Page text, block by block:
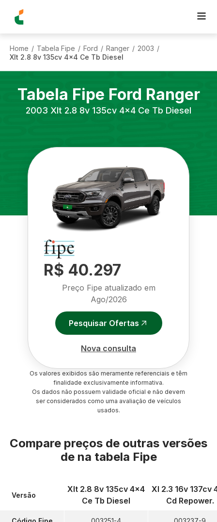
Home / Tabela Fipe / Ford / Ranger / 2003 /
Xlt 2.8 8v 135cv 4x4 Ce Tb Diesel
Tabela Fipe Ford Ranger
2003 Xlt 2.8 8v 135cv 4x4 Ce Tb Diesel
R$ 40.297
Preço Fipe atualizado em
Ago/2026
Pesquisar Ofertas
Nova consulta
Os valores exibidos são meramente referenciais e têm
finalidade exclusivamente informativa.
Os dados não possuem validade oficial e não devem
ser considerados como uma avaliação de veículos
usados.
Compare preços de outras versões
de na tabela Fipe
Versão
Xlt 2.8 8v 135cv 4x4
Ce Tb Diesel
Xl 2.3 16v 137cv
Cd Repower.